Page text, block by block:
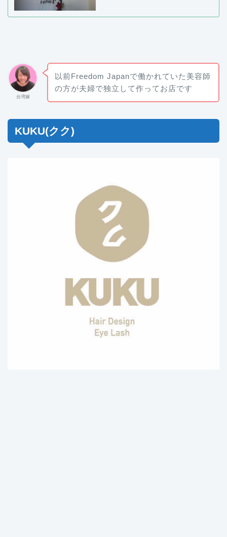
台湾嫁
以前Freedom Japanで働かれていた美容師
の方が夫婦で独立して作ってお店です
KUKU(クク)